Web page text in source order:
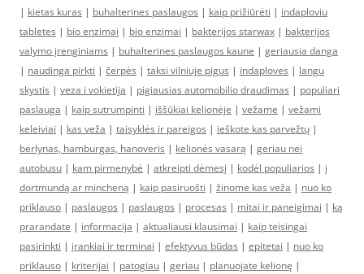
| kietas kuras | buhalterines paslaugos | kaip prižiūrėti | indaploviu
tabletes | bio enzimai | bio enzimai | bakterijos starwax | bakterijos
valymo įrenginiams | buhalterines paslaugos kaune | geriausia danga
| naudinga pirkti | čerpės | taksi vilniuje pigus | indaploves | langu
skystis | veza i vokietija | pigiausias automobilio draudimas | populiari
paslauga | kaip sutrumpinti | iššūkiai kelionėje | vežame | vežami
keleiviai | kas veža | taisyklės ir pareigos | ieškote kas parvežtų |
berlynas, hamburgas, hanoveris | kelionės vasarą | geriau nei
autobusu | kam pirmenybė | atkreipti dėmesį | kodėl populiarios | į
dortmundą ar mincheną | kaip pasiruošti | žinome kas veža | nuo ko
priklauso | paslaugos | paslaugos | procesas | mitai ir paneigimai | ką
prarandate | informacija | aktualiausi klausimai | kaip teisingai
pasirinkti | įrankiai ir terminai | efektyvus būdas | epitetai | nuo ko
priklauso | kriterijai | patogiau | geriau | planuojate kelionę |